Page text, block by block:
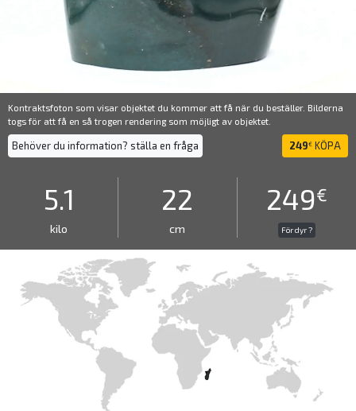
Kontraktsfoton som visar objektet du kommer att få när du beställer. Bilderna
togs för att få en så trogen rendering som möjligt av objektet.
Behöver du information? ställa en fråga 249€ KÖPA
5.1
kilo
22
cm
249€
För dyr ?